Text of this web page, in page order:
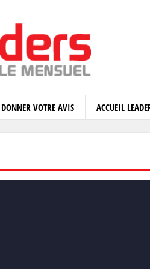
DONNER VOTRE AVIS ACCUEIL